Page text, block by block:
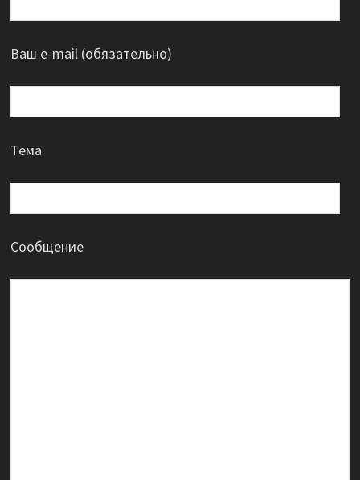
Ваш e-mail (обязательно)
Тема
Сообщение